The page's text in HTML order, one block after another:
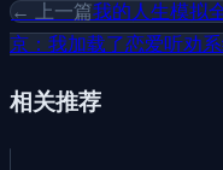
← 上一篇我的人生模拟
京：我加载了恋爱听劝
相关推荐